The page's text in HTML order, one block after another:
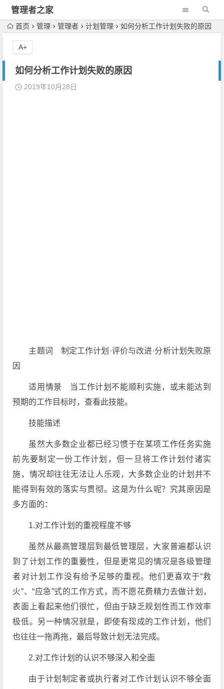
管理者之家
首页 管理 管理者 计划管理 如何分析工作计划失败的原因
如何分析工作计划失败的原因
2019年10月28日
主题词 制定工作计划·评价与改进·分析计划失败原
因
适用情景 当工作计划不能顺利实施，或未能达到
预期的工作目标时，查看此技能。
技能描述
虽然大多数企业都已经习惯于在某项工作任务实施
前先要制定一份工作计划，但一旦将工作计划付诸实
施，情况却往往无法让人乐观，大多数企业的计划并不
能得到有效的落实与贯彻。这是为什么呢？究其原因是
多方面的：
1.对工作计划的重视程度不够
虽然从最高管理层到最低管理层，大家普遍都认识
到了计划工作的重要性，但是更常见的情况是各级管理
者对计划工作没有给予足够的重视。他们更喜欢于“救
火”、“应急”式的工作方式，而不愿花费精力去做计划，
表面上看起来他们很忙，但由于缺乏规划性而工作效率
极低。另一种情况就是，即使有现成的工作计划，他们
也往往一拖再拖，最后导致计划无法完成。
2.对工作计划的认识不够深入和全面
由于计划制定者或执行者对工作计划认识不够全面
A+